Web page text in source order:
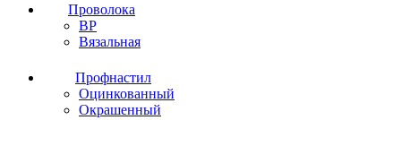
Проволока
ВР
Вязальная
Профнастил
Оцинкованный
Окрашенный